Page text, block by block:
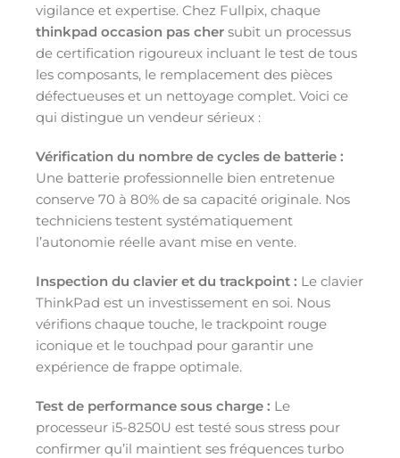
vigilance et expertise. Chez Fullpix, chaque
thinkpad occasion pas cher subit un processus
de certification rigoureux incluant le test de tous
les composants, le remplacement des pièces
défectueuses et un nettoyage complet. Voici ce
qui distingue un vendeur sérieux :
Vérification du nombre de cycles de batterie :
Une batterie professionnelle bien entretenue
conserve 70 à 80% de sa capacité originale. Nos
techniciens testent systématiquement
l’autonomie réelle avant mise en vente.
Inspection du clavier et du trackpoint : Le clavier
ThinkPad est un investissement en soi. Nous
vérifions chaque touche, le trackpoint rouge
iconique et le touchpad pour garantir une
expérience de frappe optimale.
Test de performance sous charge : Le
processeur i5-8250U est testé sous stress pour
confirmer qu’il maintient ses fréquences turbo